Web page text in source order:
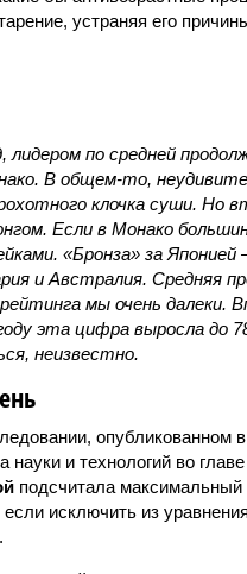
устраняя его
лидером по средней
В общем-то,
клочка суши. Но
Если в Монако
«Бронза» за
и Австралия. Средняя
мы очень далеки.
эта цифра выросла до
неизвестно.
опубликованном
науки и технологий во
подсчитала максимальный
исключить из